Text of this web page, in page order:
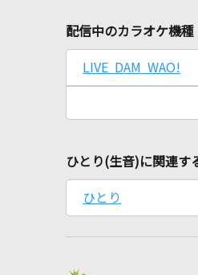
配信中のカラオケ機種
LIVE DAM WAO!
ひとり(生音)に関連す
ひとり